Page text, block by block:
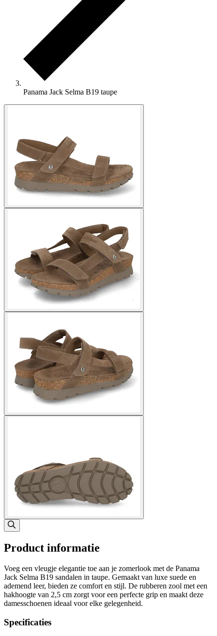
Panama Jack Selma B19 taupe
Product informatie
Voeg een vleugje elegantie toe aan je zomerlook met de Panama
Jack Selma B19 sandalen in taupe. Gemaakt van luxe suede en
ademend leer, bieden ze comfort en stijl. De rubberen zool met een
hakhoogte van 2,5 cm zorgt voor een perfecte grip en maakt deze
damesschoenen ideaal voor elke gelegenheid.
Specificaties